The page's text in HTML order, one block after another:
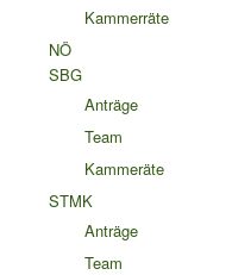
Kammerräte
NÖ
SBG
Anträge
Team
Kammeräte
STMK
Anträge
Team